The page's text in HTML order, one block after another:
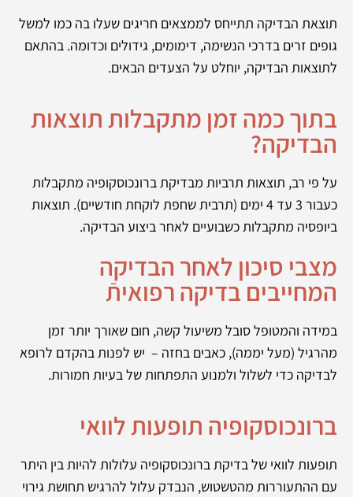
תוצאת הבדיקה תתייחס לממצאים חריגים שעלו בה כמו למשל
גופים זרים בדרכי הנשימה, דימומים, גידולים וכדומה. בהתאם
לתוצאות הבדיקה, יוחלט על הצעדים הבאים.
בתוך כמה זמן מתקבלות תוצאות
הבדיקה?
על פי רב, תוצאות תרביות מבדיקת ברונכוסקופיה מתקבלות
כעבור 3 עד 4 ימים (תרבית שחפת לוקחת חודשיים). תוצאות
ביופסיה מתקבלות כשבועיים לאחר ביצוע הבדיקה.
מצבי סיכון לאחר הבדיקה
המחייבים בדיקה רפואיתֿ
במידה והמטופל סובל משיעול קשה, חום שאורך יותר זמן
מהרגיל (מעל יממה), כאבים בחזה – יש לפנות בהקדם לרופא
לבדיקה כדי לשלול ולמנוע התפתחות של בעיות חמורות.
ברונכוסקופיה תופעות לוואי
תופעות לוואי של בדיקת ברונכוסקופיה עלולות להיות בין היתר
עם ההתעוררות מהטשטוש, הנבדק עלול להרגיש תחושת גירוי